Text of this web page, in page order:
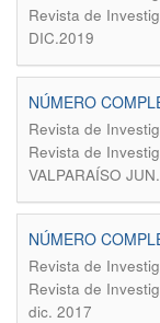
Revista de
DIC.2019
NÚMERO
Revista de
Revista de
VALPARAÍSO
NÚMERO
Revista de
Revista de
dic. 2017